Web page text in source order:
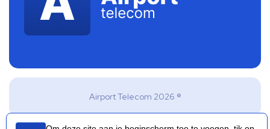
Airport Telecom 2026 ®